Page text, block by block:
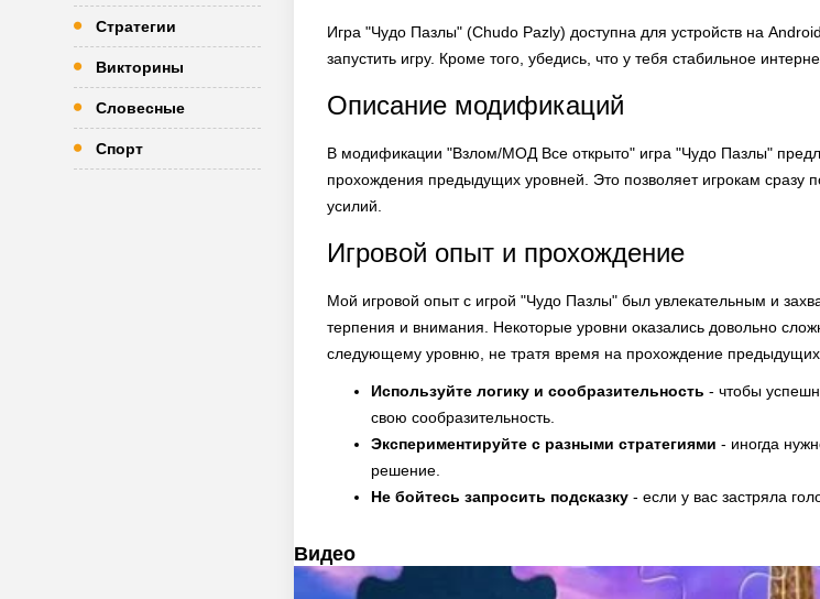
Стратегии
Викторины
Словесные
Спорт
Игра "Чудо Пазлы" (Chudo Pazly) доступна для устройств на
запустить игру. Кроме того, убедись, что у тебя стабильное
Описание модификаций
В модификации "Взлом/МОД Все открыто" игра "Чудо Пазлы"
прохождения предыдущих уровней. Это позволяет игрокам сразу
усилий.
Игровой опыт и прохождение
Мой игровой опыт с игрой "Чудо Пазлы" был увлекательным и
терпения и внимания. Некоторые уровни оказались довольно
следующему уровню, не тратя время на прохождение предыдущих.
Используйте логику и сообразительность - чтобы
свою сообразительность.
Экспериментируйте с разными стратегиями - иногда
решение.
Не бойтесь запросить подсказку - если у вас застряла
Видео